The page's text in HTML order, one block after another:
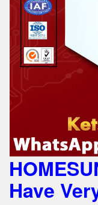
Have